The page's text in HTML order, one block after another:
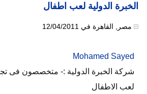
الخبرة الدولية لعب اطفال
مصر القاهرة في 12/04/2011
Mohamed Sayed
شركة الخبرة الدولية :- متخصصون فى
لعب الاطفال